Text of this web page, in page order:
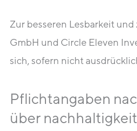
Zur besseren Lesbarkeit
GmbH und Circle Eleven
sich, sofern nicht
Pflichtangaben
über